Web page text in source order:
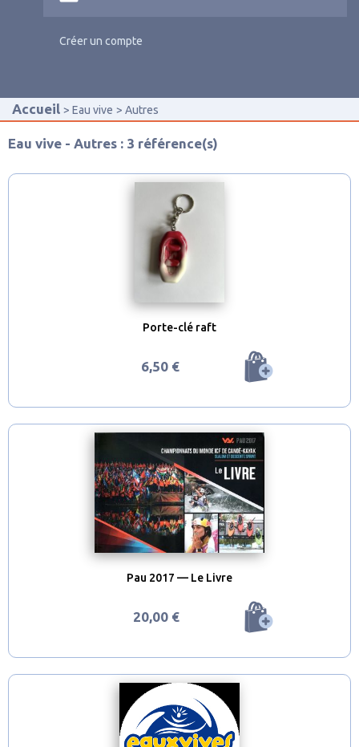
Créer un compte
Accueil Eau vive Autres
Eau vive - Autres : 3 référence(s)
Porte-clé raft
6,50 €
Pau 2017 — Le Livre
20,00 €